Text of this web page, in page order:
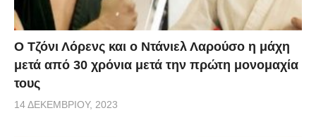
Ο Τζόνι Λόρενς και ο Ντάνιελ Λαρούσο η μάχη
μετά από 30 χρόνια μετά την πρώτη μονομαχία
τους
14 ΔΕΚΕΜΒΡΊΟΥ, 2023